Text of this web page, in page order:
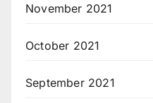
November 2021
October 2021
September 2021